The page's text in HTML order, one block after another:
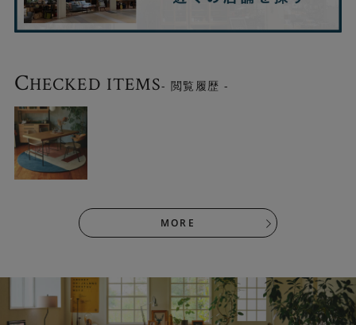
上質なウール素材を使用し、第三者機関による検査をクリ
CHECKED ITEMS- 閲覧履歴 -
MORE